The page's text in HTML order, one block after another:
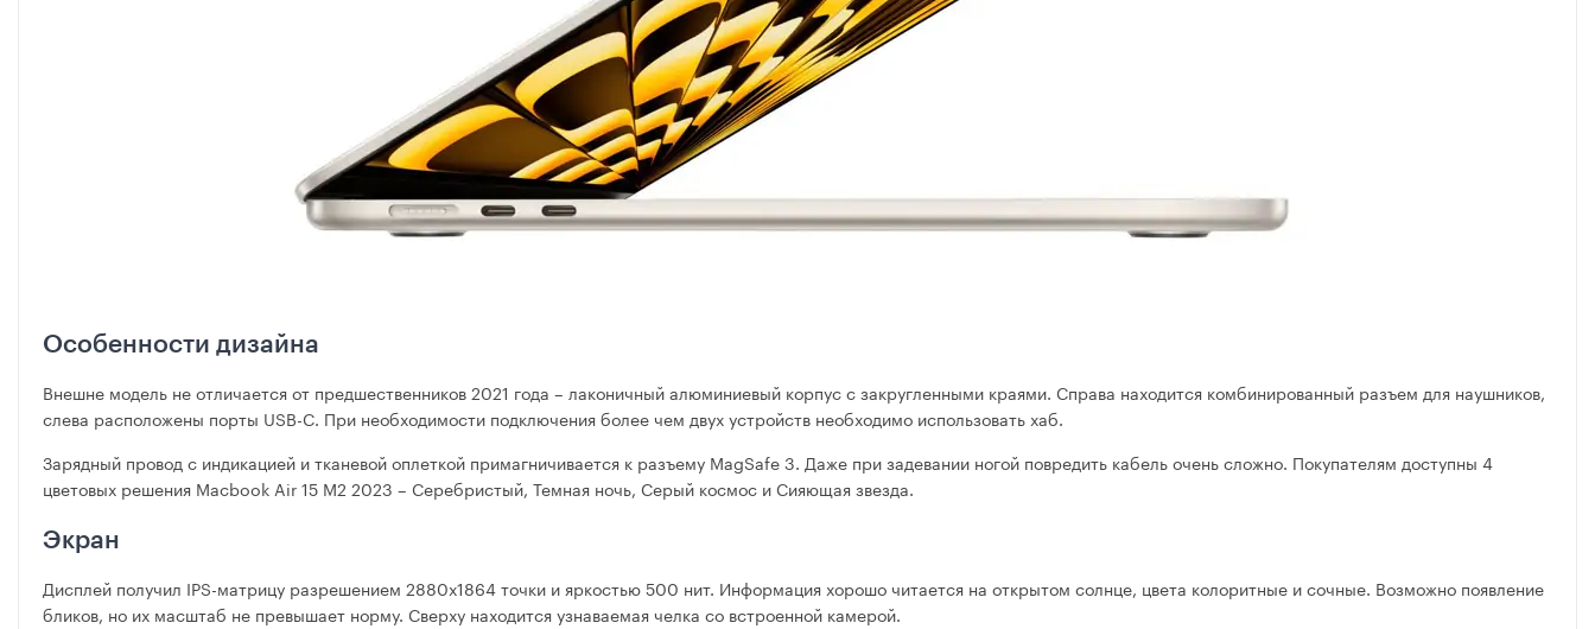
Особенности дизайна
Внешне модель не отличается от предшественников 2021 года – лаконичный алюминиевый корпус с закругленными краями. Справа находится комбинированный разъем для наушников,
слева расположены порты USB-C. При необходимости подключения более чем двух устройств необходимо использовать хаб.
Зарядный провод с индикацией и тканевой оплеткой примагничивается к разъему MagSafe 3. Даже при задевании ногой повредить кабель очень сложно. Покупателям доступны 4
цветовых решения Macbook Air 15 M2 2023 – Серебристый, Темная ночь, Серый космос и Сияющая звезда.
Экран
Дисплей получил IPS-матрицу разрешением 2880х1864 точки и яркостью 500 нит. Информация хорошо читается на открытом солнце, цвета колоритные и сочные. Возможно появление
бликов, но их масштаб не превышает норму. Сверху находится узнаваемая челка со встроенной камерой.